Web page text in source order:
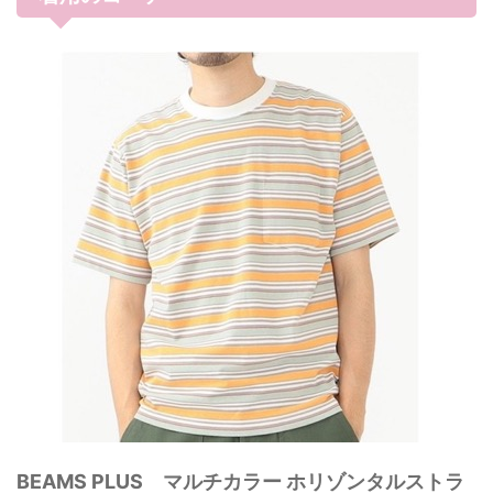
BEAMS PLUS マルチカラー ホリゾンタルストラ